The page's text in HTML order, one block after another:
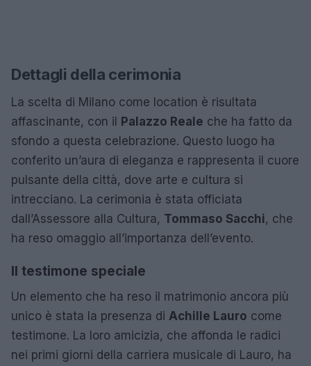
Dettagli della cerimonia
La scelta di Milano come location è risultata
affascinante, con il Palazzo Reale che ha fatto da
sfondo a questa celebrazione. Questo luogo ha
conferito un’aura di eleganza e rappresenta il cuore
pulsante della città, dove arte e cultura si
intrecciano. La cerimonia è stata officiata
dall’Assessore alla Cultura, Tommaso Sacchi, che
ha reso omaggio all’importanza dell’evento.
Il testimone speciale
Un elemento che ha reso il matrimonio ancora più
unico è stata la presenza di Achille Lauro come
testimone. La loro amicizia, che affonda le radici
nei primi giorni della carriera musicale di Lauro, ha